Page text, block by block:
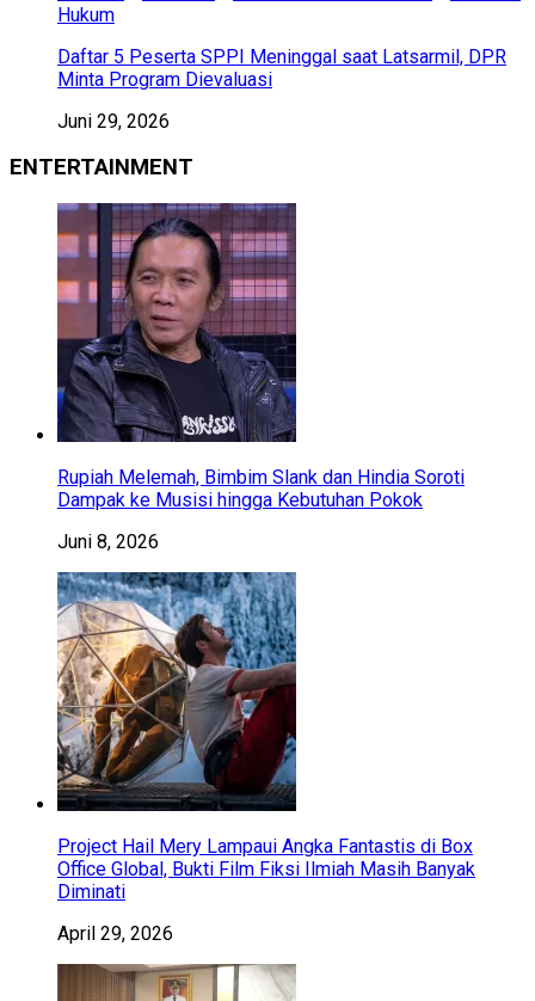
Hukum
Daftar 5 Peserta SPPI Meninggal saat Latsarmil, DPR
Minta Program Dievaluasi
Juni 29, 2026
ENTERTAINMENT
Rupiah Melemah, Bimbim Slank dan Hindia Soroti
Dampak ke Musisi hingga Kebutuhan Pokok
Juni 8, 2026
Project Hail Mery Lampaui Angka Fantastis di Box
Office Global, Bukti Film Fiksi Ilmiah Masih Banyak
Diminati
April 29, 2026